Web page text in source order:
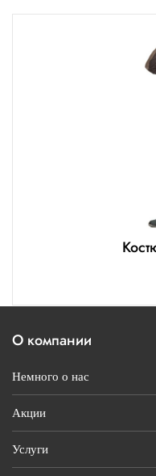
О компании
Немного о нас
Акции
Услуги